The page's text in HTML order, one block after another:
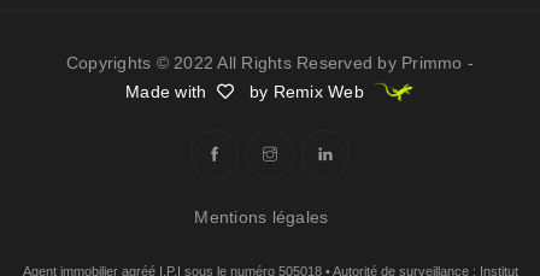
Copyrights © 2022 All Rights Reserved by Primmo -
Made with
by Remix Web
Mentions légales
Agent immobilier agréé I.P.I sous le numéro 505018 • Autorité de surveillance : Institut